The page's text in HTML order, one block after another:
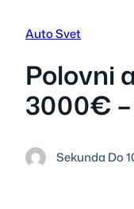
Auto Svet
Polovni
3000€ –
Sekunda Do